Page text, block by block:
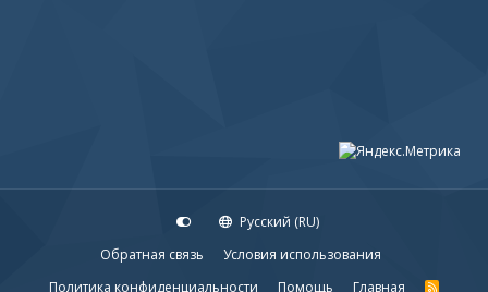
Русский (RU)
Обратная связь
Условия использования
Политика конфиденциальности
Помощь Главная R